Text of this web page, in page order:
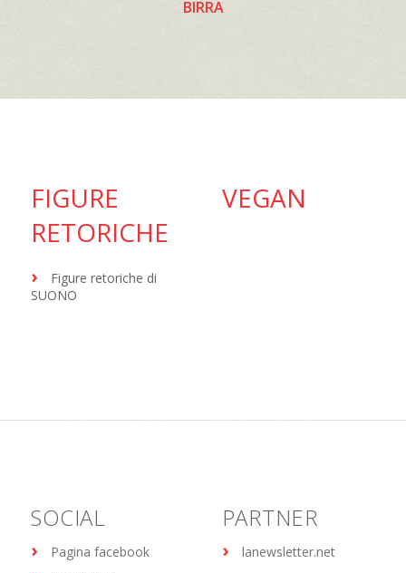
BIRRA
FIGURE
RETORICHE
Figure retoriche di
SUONO
VEGAN
SOCIAL
Pagina facebook
PARTNER
lanewsletter.net